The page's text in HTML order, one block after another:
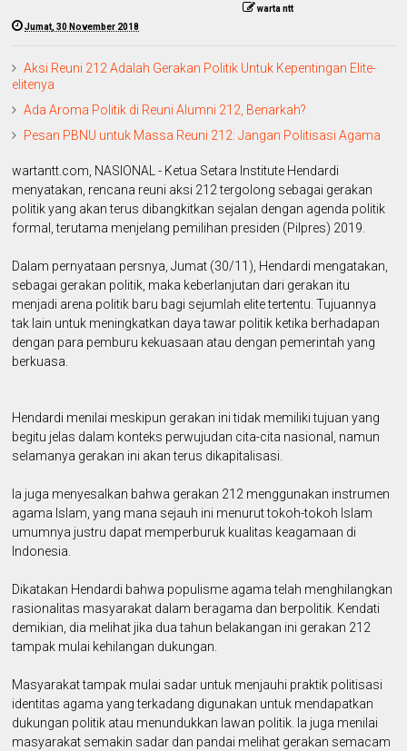
warta ntt
Jumat, 30 November 2018
Aksi Reuni 212 Adalah Gerakan Politik Untuk Kepentingan Elite-
elitenya
Ada Aroma Politik di Reuni Alumni 212, Benarkah?
Pesan PBNU untuk Massa Reuni 212: Jangan Politisasi Agama
wartantt.com, NASIONAL - Ketua Setara Institute Hendardi
menyatakan, rencana reuni aksi 212 tergolong sebagai gerakan
politik yang akan terus dibangkitkan sejalan dengan agenda politik
formal, terutama menjelang pemilihan presiden (Pilpres) 2019.
Dalam pernyataan persnya, Jumat (30/11), Hendardi mengatakan,
sebagai gerakan politik, maka keberlanjutan dari gerakan itu
menjadi arena politik baru bagi sejumlah elite tertentu. Tujuannya
tak lain untuk meningkatkan daya tawar politik ketika berhadapan
dengan para pemburu kekuasaan atau dengan pemerintah yang
berkuasa.
Hendardi menilai meskipun gerakan ini tidak memiliki tujuan yang
begitu jelas dalam konteks perwujudan cita-cita nasional, namun
selamanya gerakan ini akan terus dikapitalisasi.
Ia juga menyesalkan bahwa gerakan 212 menggunakan instrumen
agama Islam, yang mana sejauh ini menurut tokoh-tokoh Islam
umumnya justru dapat memperburuk kualitas keagamaan di
Indonesia.
Dikatakan Hendardi bahwa populisme agama telah menghilangkan
rasionalitas masyarakat dalam beragama dan berpolitik. Kendati
demikian, dia melihat jika dua tahun belakangan ini gerakan 212
tampak mulai kehilangan dukungan.
Masyarakat tampak mulai sadar untuk menjauhi praktik politisasi
identitas agama yang terkadang digunakan untuk mendapatkan
dukungan politik atau menundukkan lawan politik. Ia juga menilai
masyarakat semakin sadar dan pandai melihat gerakan semacam